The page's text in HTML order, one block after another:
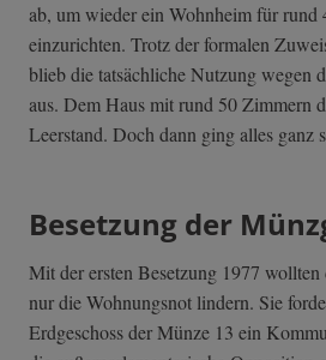
ab, um wieder ein Wohnheim für rund
einzurichten. Trotz der formalen
blieb die tatsächliche Nutzung wegen
aus. Dem Haus mit rund 50 Zimmern
Leerstand. Doch dann ging alles ganz
Besetzung der
Mit der ersten Besetzung 1977
nur die Wohnungsnot lindern. Sie
Erdgeschoss der Münze 13 ein